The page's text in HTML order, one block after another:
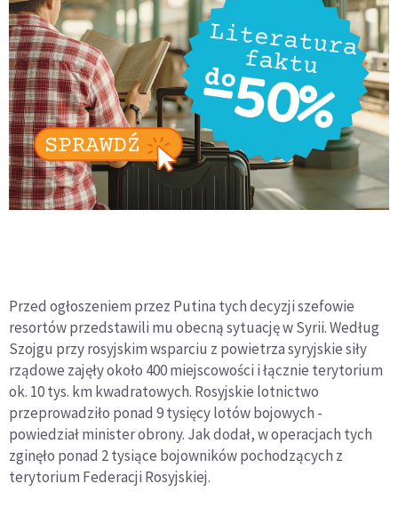
Przed ogłoszeniem przez Putina tych decyzji szefowie
resortów przedstawili mu obecną sytuację w Syrii. Według
Szojgu przy rosyjskim wsparciu z powietrza syryjskie siły
rządowe zajęły około 400 miejscowości i łącznie terytorium
ok. 10 tys. km kwadratowych. Rosyjskie lotnictwo
przeprowadziło ponad 9 tysięcy lotów bojowych -
powiedział minister obrony. Jak dodał, w operacjach tych
zginęło ponad 2 tysiące bojowników pochodzących z
terytorium Federacji Rosyjskiej.